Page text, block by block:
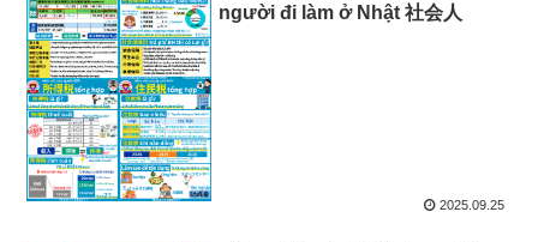
người đi làm ở Nhật 社会人
2025.09.25